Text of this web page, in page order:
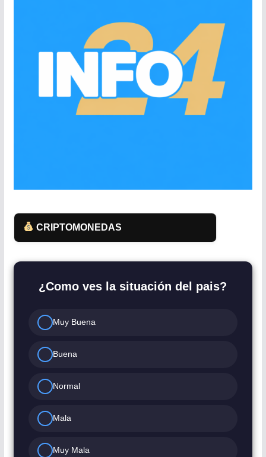
CRIPTOMONEDAS
¿Como ves la situación del pais?
Muy Buena
Buena
Normal
Mala
Muy Mala